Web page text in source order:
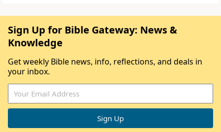
Sign Up for Bible Gateway: News &
Knowledge
Get weekly Bible news, info, reflections, and deals in
your inbox.